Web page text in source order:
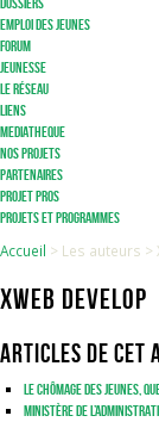
Emploi des jeunes
Forum
Jeunesse
Le réseau
Liens
Mediatheque
Nos Projets
Partenaires
Projet Pros
Projets et Programmes
Accueil > Les auteurs >
XWEB DEVELOP
Articles de cet
Le chômage des jeunes,
Ministère de